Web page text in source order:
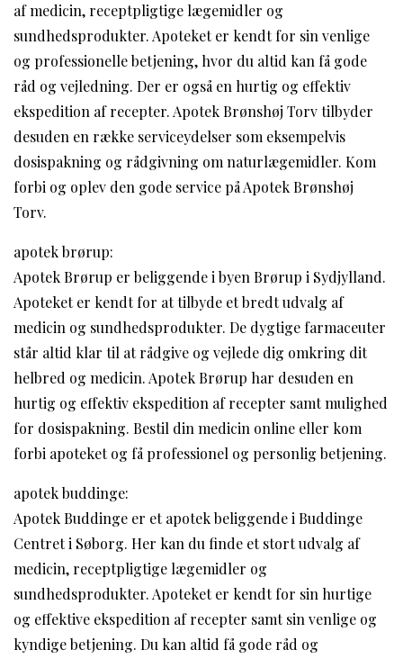
af medicin, receptpligtige lægemidler og
sundhedsprodukter. Apoteket er kendt for sin venlige
og professionelle betjening, hvor du altid kan få gode
råd og vejledning. Der er også en hurtig og effektiv
ekspedition af recepter. Apotek Brønshøj Torv tilbyder
desuden en række serviceydelser som eksempelvis
dosispakning og rådgivning om naturlægemidler. Kom
forbi og oplev den gode service på Apotek Brønshøj
Torv.
apotek brørup:
Apotek Brørup er beliggende i byen Brørup i Sydjylland.
Apoteket er kendt for at tilbyde et bredt udvalg af
medicin og sundhedsprodukter. De dygtige farmaceuter
står altid klar til at rådgive og vejlede dig omkring dit
helbred og medicin. Apotek Brørup har desuden en
hurtig og effektiv ekspedition af recepter samt mulighed
for dosispakning. Bestil din medicin online eller kom
forbi apoteket og få professionel og personlig betjening.
apotek buddinge:
Apotek Buddinge er et apotek beliggende i Buddinge
Centret i Søborg. Her kan du finde et stort udvalg af
medicin, receptpligtige lægemidler og
sundhedsprodukter. Apoteket er kendt for sin hurtige
og effektive ekspedition af recepter samt sin venlige og
kyndige betjening. Du kan altid få gode råd og